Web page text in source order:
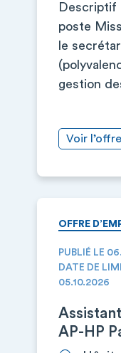
Descriptif
poste
le
gestion
Voir l’offre
OFFRE
PUBLIÉ LE
DATE DE
05.10.2026
AP-HP